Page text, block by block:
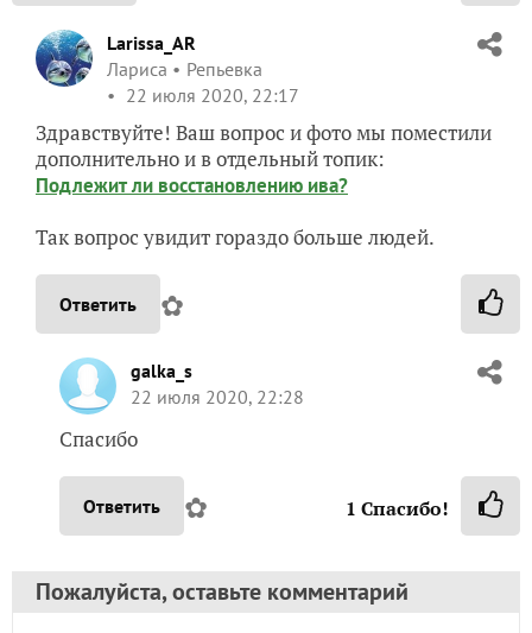
Larissa_AR
Лариса
Репьевка
22 июля 2020, 22:17
Здравствуйте! Ваш вопрос и фото мы поместили
дополнительно и в отдельный топик:
Подлежит ли восстановлению ива?
Так вопрос увидит гораздо больше людей.
Ответить ✿
galka_s
22 июля 2020, 22:28
Спасибо
Ответить ✿ 1 Спасибо!
Пожалуйста, оставьте комментарий